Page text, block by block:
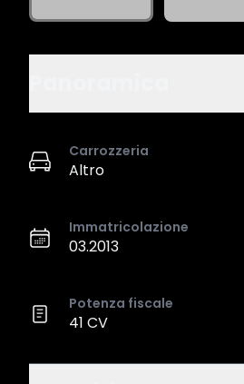
Carrozzeria
Altro
Immatricolazione
03.2013
Potenza fiscale
41 CV